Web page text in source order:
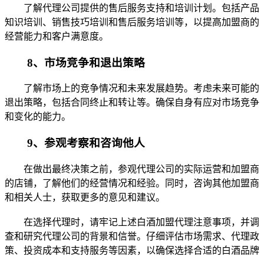
了解代理公司提供的售后服务支持和培训计划。包括产品
知识培训、销售技巧培训和售后服务培训等，以提高加盟商的
经营能力和客户满意度。
8、市场竞争和退出策略
了解市场上的竞争情况和未来发展趋势。考虑未来可能的
退出策略，包括合同终止和转让等。确保自身有应对市场竞争
和变化的能力。
9、参观考察和咨询他人
在做出最终决策之前，参观代理公司的实际运营和加盟商
的店铺，了解他们的经营情况和经验。同时，咨询其他加盟商
和相关人士，获取更多的意见和建议。
在选择代理时，请牢记上述白酒加盟代理注意事项，并调
查和研究代理公司的背景和信誉。仔细评估市场需求、代理政
策、投资成本和支持服务等因素，以确保选择合适的白酒品牌